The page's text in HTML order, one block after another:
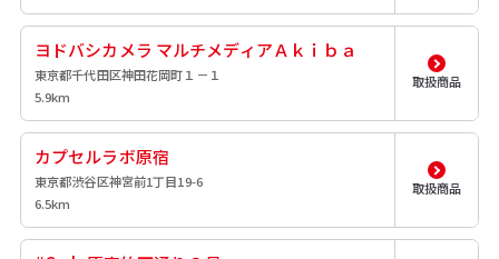
ヨドバシカメラ マルチメディアＡｋｉｂａ
東京都千代田区神田花岡町１－１
5.9km
取扱商品
カプセルラボ原宿
東京都渋谷区神宮前1丁目19-6
6.5km
取扱商品